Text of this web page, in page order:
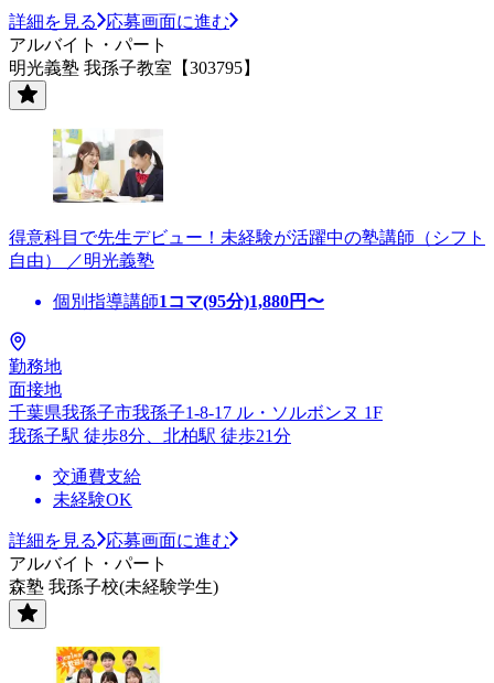
詳細を見る
応募画面に進む
アルバイト・パート
明光義塾 我孫子教室【303795】
得意科目で先生デビュー！未経験が活躍中の塾講師（シフト
自由） ／明光義塾
個別指導講師1コマ(95分)1,880円〜
勤務地
面接地
千葉県我孫子市我孫子1-8-17 ル・ソルボンヌ 1F
我孫子駅 徒歩8分、北柏駅 徒歩21分
交通費支給
未経験OK
詳細を見る
応募画面に進む
アルバイト・パート
森塾 我孫子校(未経験学生)